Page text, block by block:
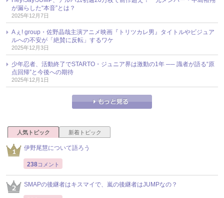
が漏らした“本音”とは？
2025年12月7日
Aぇ! group・佐野晶哉主演アニメ映画『トリツカレ男』タイトルやビジュア
ルへの不安が「絶賛に反転」するワケ
2025年12月3日
少年忍者、活動終了でSTARTO・ジュニア界は激動の1年 ── 識者が語る“原
点回帰”と今後への期待
2025年12月1日
人気トピック 新着トピック
伊野尾慧について語ろう
238コメント
SMAPの後継者はキスマイで、嵐の後継者はJUMPなの？